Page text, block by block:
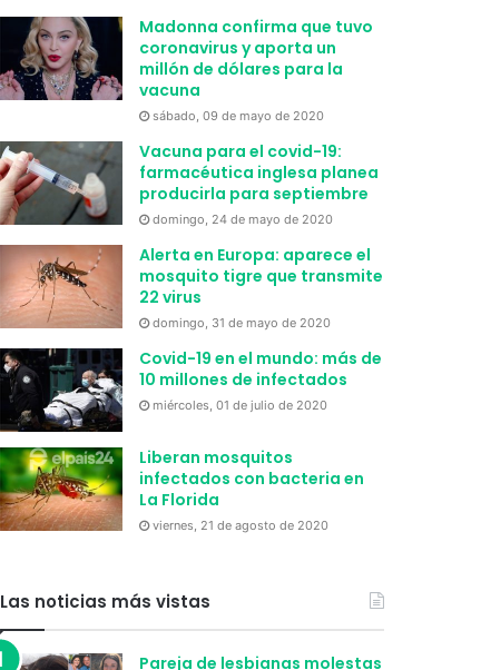
Madonna confirma que tuvo
coronavirus y aporta un
millón de dólares para la
vacuna
sábado, 09 de mayo de 2020
Vacuna para el covid-19:
farmacéutica inglesa planea
producirla para septiembre
domingo, 24 de mayo de 2020
Alerta en Europa: aparece el
mosquito tigre que transmite
22 virus
domingo, 31 de mayo de 2020
Covid-19 en el mundo: más de
10 millones de infectados
miércoles, 01 de julio de 2020
Liberan mosquitos
infectados con bacteria en
La Florida
viernes, 21 de agosto de 2020
Las noticias más vistas
Pareja de lesbianas molestas